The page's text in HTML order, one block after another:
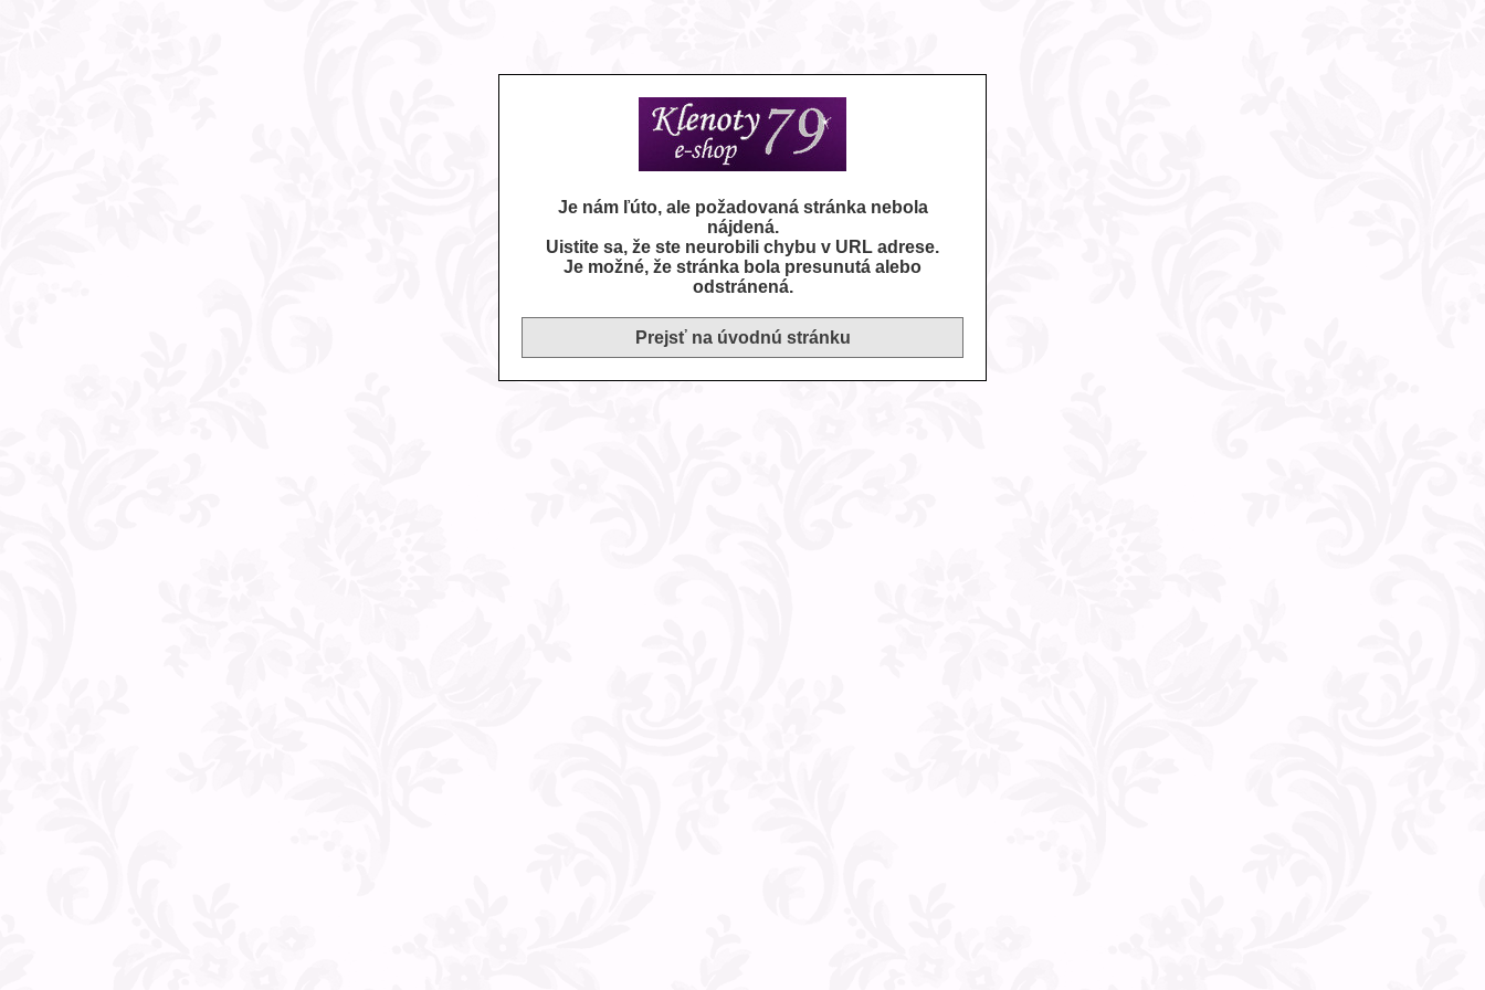
Je nám ľúto, ale požadovaná stránka nebola
nájdená.
Uistite sa, že ste neurobili chybu v URL adrese.
Je možné, že stránka bola presunutá alebo
odstránená.
Prejsť na úvodnú stránku